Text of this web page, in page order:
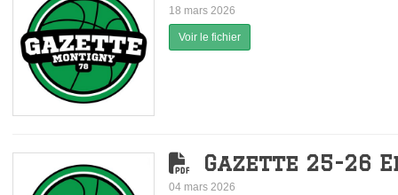
18 mars 2026
Voir le fichier
Gazette 25-26
04 mars 2026